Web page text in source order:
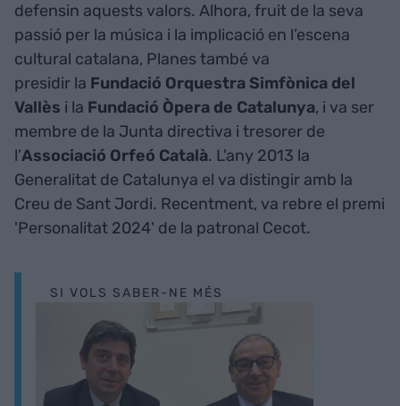
defensin aquests valors. Alhora, fruit de la seva
passió per la música i la implicació en l’escena
cultural catalana, Planes també va
presidir la Fundació Orquestra Simfònica del
Vallès i la Fundació Òpera de Catalunya, i va ser
membre de la Junta directiva i tresorer de
l’Associació Orfeó Català. L'any 2013 la
Generalitat de Catalunya el va distingir amb la
Creu de Sant Jordi. Recentment, va rebre el premi
'Personalitat 2024' de la patronal Cecot.
SI VOLS SABER-NE MÉS